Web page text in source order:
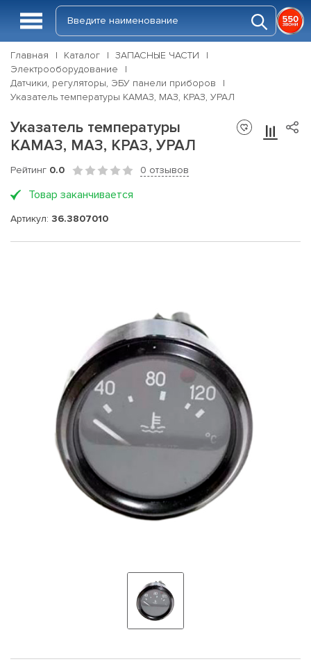
Главная Каталог
ЗАПАСНЫЕ ЧАСТИ
Электрооборудование
Датчики, регуляторы, ЭБУ панели приборов
Указатель температуры КАМАЗ, МАЗ, КРАЗ, УРАЛ
Указатель температуры
КАМАЗ, МАЗ, КРАЗ, УРАЛ
Рейтинг 0.0 0 отзывов
Товар заканчивается
Артикул: 36.3807010